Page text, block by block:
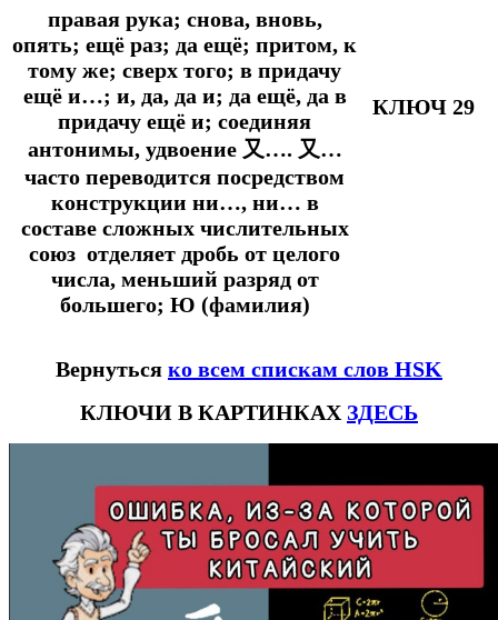
правая рука; снова, вновь,
опять; ещё раз; да ещё; притом, к
тому же; сверх того; в придачу
ещё и…; и, да, да и; да ещё, да в
придачу ещё и; соединяя
антонимы, удвоение 又…. 又…
часто переводится посредством
конструкции ни…, ни… в
составе сложных числительных
союз отделяет дробь от целого
числа, меньший разряд от
большего; Ю (фамилия)
КЛЮЧ 29
Вернуться ко всем спискам слов HSK
КЛЮЧИ В КАРТИНКАХ ЗДЕСЬ